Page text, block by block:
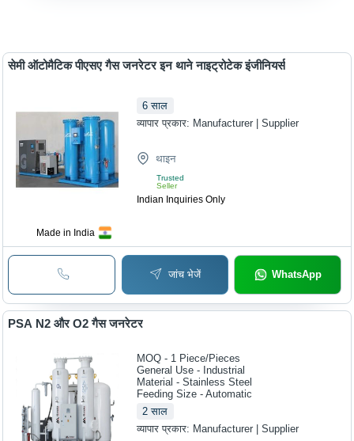
Made in India
सेमी ऑटोमैटिक पीएसए गैस जनरेटर इन थाने नाइट्रोटेक इंजीनियर्स
6 साल
व्यापार प्रकार: Manufacturer | Supplier
थाइन
Trusted
Seller
Indian Inquiries Only
जांच भेजें WhatsApp
PSA N2 और O2 गैस जनरेटर
MOQ - 1 Piece/Pieces
General Use - Industrial
Material - Stainless Steel
Feeding Size - Automatic
2 साल
व्यापार प्रकार: Manufacturer | Supplier